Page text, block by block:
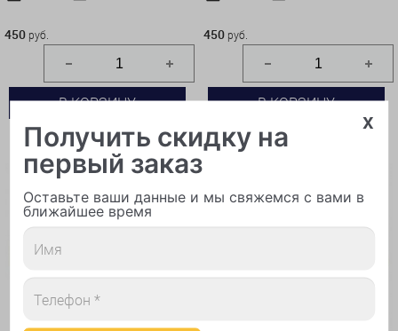
450 руб.
В КОРЗИНУ
КУПИТЬ В 1 КЛИК
450 руб.
В КОРЗИНУ
КУПИТЬ В 1 КЛИК
x
Получить скидку на
первый заказ
Оставьте ваши данные и мы свяжемся с вами в
ближайшее время